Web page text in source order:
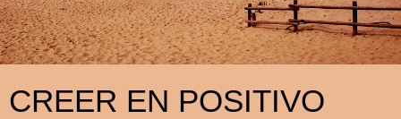
CREER EN POSITIVO